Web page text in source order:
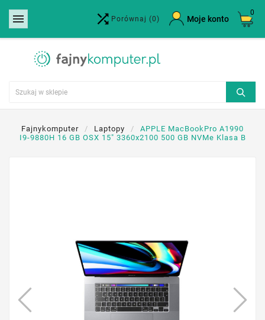
  Porównaj (0) Moje konto
0
Fajnykomputer Laptopy
APPLE MacBookPro A1990
I9-9880H 16 GB OSX 15" 3360x2100 500 GB NVMe Klasa B
Utwórz listę życzeń ×
Nazwa listy życzeń
Anuluj Utwórz listę życzeń